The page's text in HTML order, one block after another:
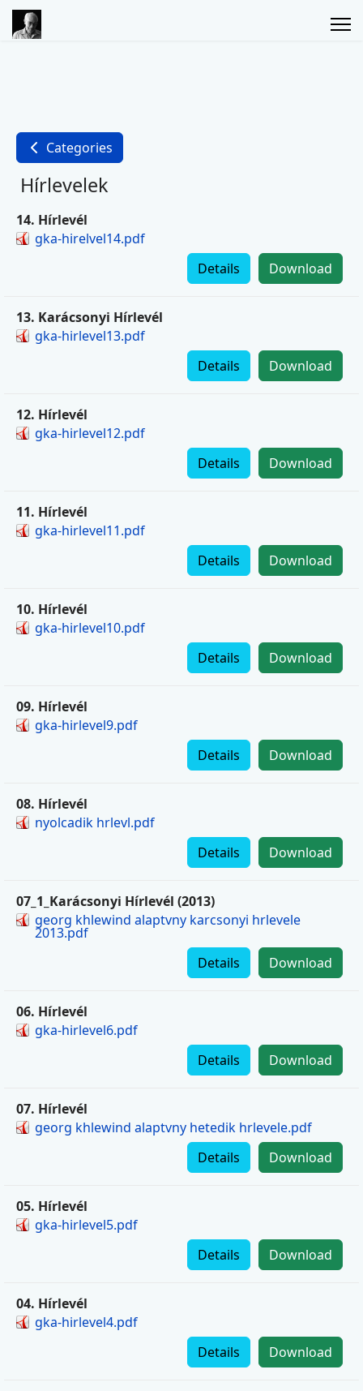
Categories
Hírlevelek
14. Hírlevél
gka-hirelvel14.pdf
Download
Details
13. Karácsonyi Hírlevél
gka-hirlevel13.pdf
Download
Details
12. Hírlevél
gka-hirlevel12.pdf
Download
Details
11. Hírlevél
gka-hirlevel11.pdf
Download
Details
10. Hírlevél
gka-hirlevel10.pdf
Download
Details
09. Hírlevél
gka-hirlevel9.pdf
Download
Details
08. Hírlevél
nyolcadik hrlevl.pdf
Download
Details
07_1_Karácsonyi Hírlevél (2013)
georg khlewind alaptvny karcsonyi hrlevele
2013.pdf
Download
Details
06. Hírlevél
gka-hirlevel6.pdf
Download
Details
07. Hírlevél
georg khlewind alaptvny hetedik hrlevele.pdf
Download
Details
05. Hírlevél
gka-hirlevel5.pdf
Download
Details
04. Hírlevél
gka-hirlevel4.pdf
Download
Details